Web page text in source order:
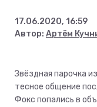
17.06.2020, 16:59
Автор: Артём
Звёздная парочка
тесное общение
Фокс попались в